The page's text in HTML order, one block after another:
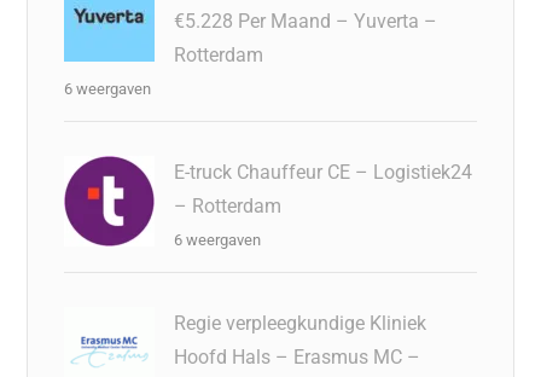
€5.228 Per Maand – Yuverta –
Rotterdam
6 weergaven
E-truck Chauffeur CE – Logistiek24
– Rotterdam
6 weergaven
Regie verpleegkundige Kliniek
Hoofd Hals – Erasmus MC –